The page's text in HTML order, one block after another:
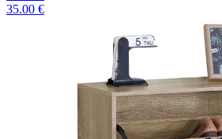
35.00 €